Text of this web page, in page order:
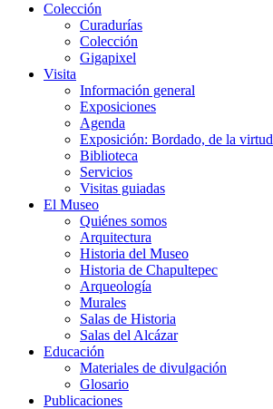
Colección
Curadurías
Colección
Gigapixel
Visita
Información general
Exposiciones
Agenda
Exposición: Bordado, de la virtud
Biblioteca
Servicios
Visitas guiadas
El Museo
Quiénes somos
Arquitectura
Historia del Museo
Historia de Chapultepec
Arqueología
Murales
Salas de Historia
Salas del Alcázar
Educación
Materiales de divulgación
Glosario
Publicaciones